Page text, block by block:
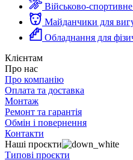
Військово-
Майданчики для
Обладнання для
Клієнтам
Про нас
Про компанію
Оплата та доставка
Монтаж
Ремонт та гарантія
Обмін і повернення
Контакти
Наші проєкти
Типові проєкти